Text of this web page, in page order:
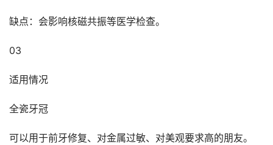
缺点：会影响核磁共振等医学检查。
03
适用情况
全瓷牙冠
可以用于前牙修复、对金属过敏、对美观要求高的朋友。